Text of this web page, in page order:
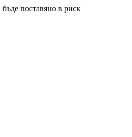
поставяно в риск